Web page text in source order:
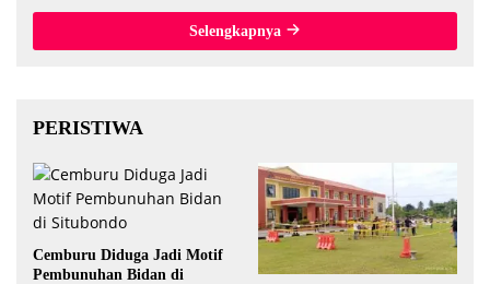
Selengkapnya
PERISTIWA
Cemburu Diduga Jadi Motif
Pembunuhan Bidan di